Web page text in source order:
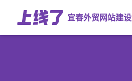
宜春外贸网站建设